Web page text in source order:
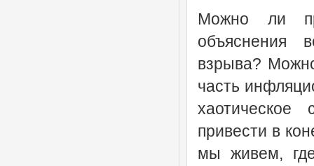
Можно ли
объяснения
взрыва?
часть
привести в
мы живем,